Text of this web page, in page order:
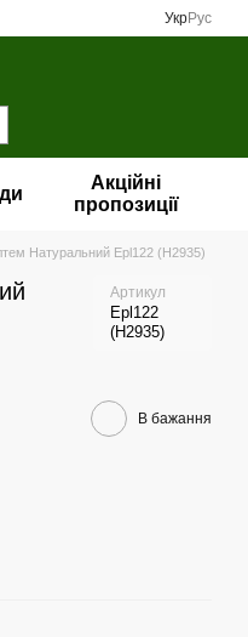
УкрРус
Акційні
пропозиції
Натуральний Epl122 (H2935)
Артикул
Epl122
(H2935)
В бажання